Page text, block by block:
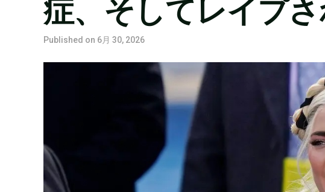
Published on 6月 30, 2026